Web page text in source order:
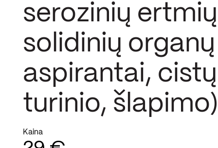
serozinių
solidinių organų
aspirantai, cistų
turinio, šlapimo)
Kaina